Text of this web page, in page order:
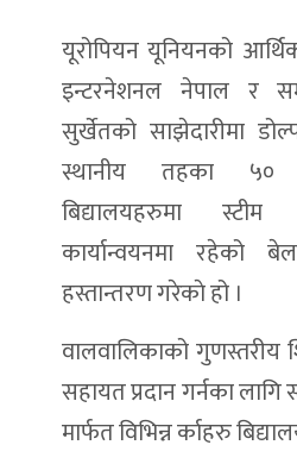
यूरोपियन यूनियनको
इन्टरनेशनल नेपाल र
सुर्खेतको साझेदारीमा
स्थानीय तहका ५०
बिद्यालयहरुमा
कार्यान्वयनमा रहेको
हस्तान्तरण गरेकाे हो ।
वालवालिकाको गुणस्तरीय
सहायत प्रदान गर्नका लागि
मार्फत विभिन्न र्काहरु